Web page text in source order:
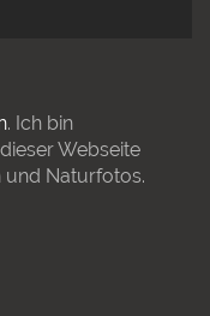
. Ich bin
Webseite
und Naturfotos.